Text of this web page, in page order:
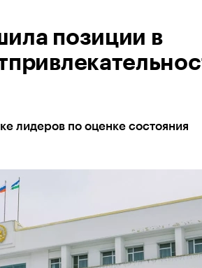
позиции в
лидеров по оценке состояния